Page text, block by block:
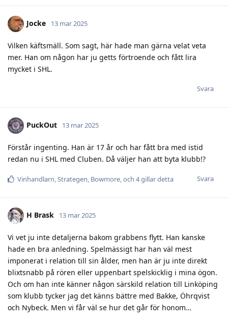
Jocke 13 mar 2025
Vilken käftsmäll. Som sagt, här hade man gärna velat veta
mer. Han om någon har ju getts förtroende och fått lira
mycket i SHL.
Svara
PuckOut 13 mar 2025
Förstår ingenting. Han är 17 år och har fått bra med istid
redan nu i SHL med Cluben. Då väljer han att byta klubb!?
Svara
Vinhandlarn,Strategen, Bowmore, och 4gillar detta
H Brask 13 mar 2025
Vi vet ju inte detaljerna bakom grabbens flytt. Han kanske
hade en bra anledning. Spelmässigt har han väl mest
imponerat i relation till sin ålder, men han är ju inte direkt
blixtsnabb på rören eller uppenbart spelskicklig i mina ögon.
Och om han inte känner någon särskild relation till Linköping
som klubb tycker jag det känns bättre med Bakke, Öhrqvist
och Nybeck. Men vi får väl se hur det går för honom…